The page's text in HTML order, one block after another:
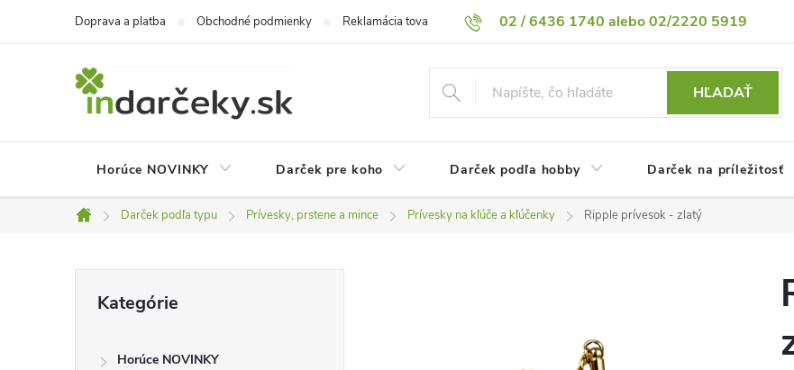
02 / 6436 1740 alebo 02/2220 5919
Doprava a platba Obchodné podmienky Reklamácia tovaru Vrátenie tovaru Podmienky ochrany osobných údajov
HĽADAŤ
Horúce NOVINKY Darček pre koho Darček podľa hobby Darček na príležitosť
Domov
Darček podľa typu Prívesky, prstene a mince Prívesky na kľúče a kľúčenky Ripple prívesok - zlatý
kategórie
Kategórie
Horúce NOVINKY